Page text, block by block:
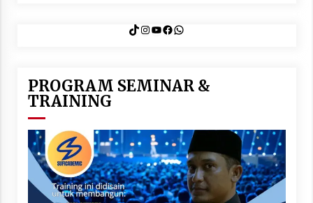
TikTok
Instagram
YouTube
Facebook
WhatsApp
PROGRAM SEMINAR &
TRAINING